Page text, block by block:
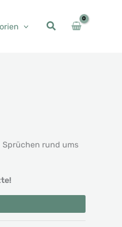
rund ums